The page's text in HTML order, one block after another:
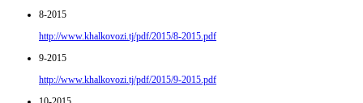
8-2015
http://www.khalkovozi.tj/pdf/2015/8-2015.pdf
9-2015
http://www.khalkovozi.tj/pdf/2015/9-2015.pdf